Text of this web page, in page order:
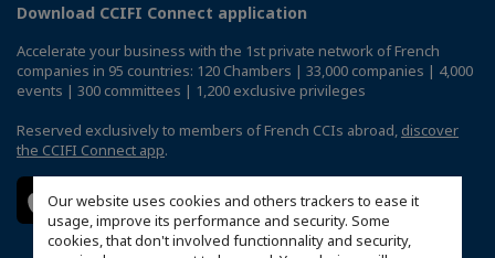
Our website uses cookies and others trackers to ease it
usage, improve its performance and security. Some
cookies, that don't involved functionnality and security,
Download CCIFI Connect application
Accelerate your business with the 1st private network of French
companies in 95 countries: 120 Chambers | 33,000 companies | 4,000
events | 300 committees | 1,200 exclusive privileges
Reserved exclusively to members of French CCIs abroad, discover
the CCIFI Connect app.